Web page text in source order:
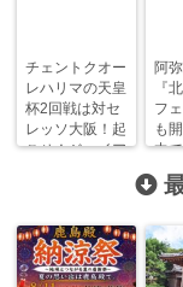
チェントクオー
レハリマの天皇
杯2回戦は対セ
レッソ大阪！起
こせ！ジャイア
阿
『
フ
も
中
楽